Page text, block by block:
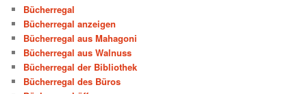
Bücherregal
Bücherregal anzeigen
Bücherregal aus Mahagoni
Bücherregal aus Walnuss
Bücherregal der Bibliothek
Bücherregal des Büros